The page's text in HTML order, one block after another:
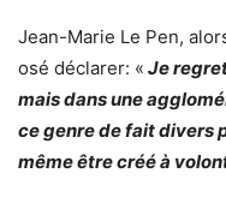
Jean-Marie Le Pen,
osé déclarer: « Je
mais dans une
ce genre de fait divers
même être créé à